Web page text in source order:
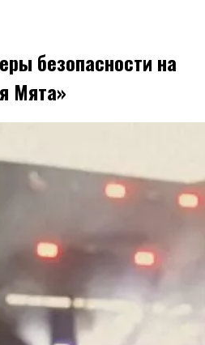
безопасности на
Мята»